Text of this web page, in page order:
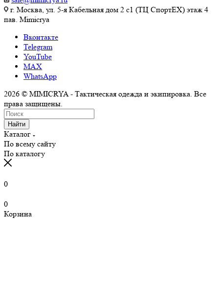
г. Москва, ул. 5-я Кабельная дом 2 с1 (ТЦ СпортEX) этаж 4
пав. Mimicrya
Вконтакте
Telegram
YouTube
MAX
WhatsApp
2026 © MIMICRYA - Тактическая одежда и экипировка. Все
права защищены.
Найти
Каталог
По всему сайту
По каталогу
0
0
Корзина